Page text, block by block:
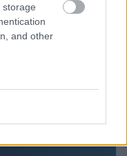
storage
and other
για τις
με τα μεγάλα